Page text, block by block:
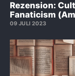
Rezension:
Fanaticism
09 JULI 2023